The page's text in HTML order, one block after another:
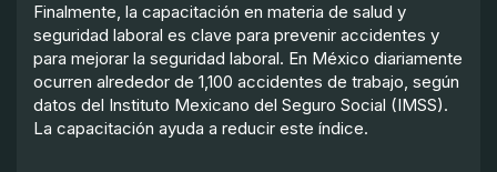
Finalmente, la capacitación en materia de salud y
seguridad laboral es clave para prevenir accidentes y
para mejorar la seguridad laboral. En México diariamente
ocurren alrededor de 1,100 accidentes de trabajo, según
datos del Instituto Mexicano del Seguro Social (IMSS).
La capacitación ayuda a reducir este índice.